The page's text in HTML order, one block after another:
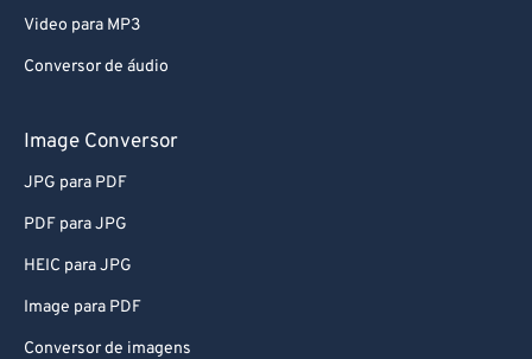
Video para MP3
Conversor de áudio
Image Conversor
JPG para PDF
PDF para JPG
HEIC para JPG
Image para PDF
Conversor de imagens